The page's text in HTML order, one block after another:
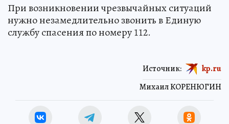
При возникновении чрезвычайных ситуаций
нужно незамедлительно звонить в Единую
службу спасения по номеру 112.
Михаил КОРЕНЮГИН
Источник: kp.ru